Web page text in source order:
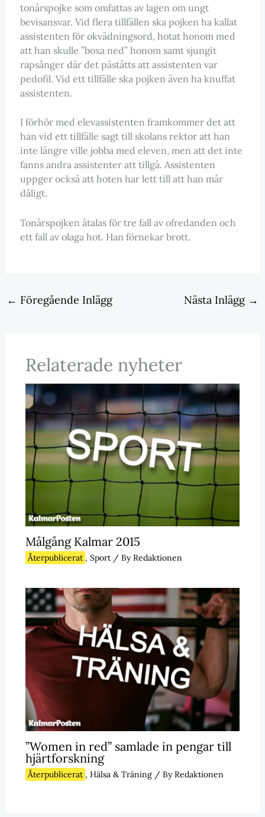
tonårspojke som omfattas av lagen om ungt
bevisansvar. Vid flera tillfällen ska pojken ha kallat
assistenten för okvädningsord, hotat honom med
att han skulle ”boxa ned” honom samt sjungit
rapsånger där det påståtts att assistenten var
pedofil. Vid ett tillfälle ska pojken även ha knuffat
assistenten.
I förhör med elevassistenten framkommer det att
han vid ett tillfälle sagt till skolans rektor att han
inte längre ville jobba med eleven, men att det inte
fanns andra assistenter att tillgå. Assistenten
uppger också att hoten har lett till att han mår
dåligt.
Tonårspojken åtalas för tre fall av ofredanden och
ett fall av olaga hot. Han förnekar brott.
← Föregående Inlägg Nästa Inlägg →
Relaterade nyheter
Målgång Kalmar 2015
Återpublicerat , Sport/ ByRedaktionen
”Women in red” samlade in pengar till
hjärtforskning
Återpublicerat , Hälsa & Träning/ ByRedaktionen